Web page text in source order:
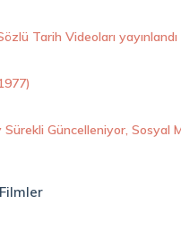
Tarih Videoları yayınlandı
Güncelleniyor, Sosyal